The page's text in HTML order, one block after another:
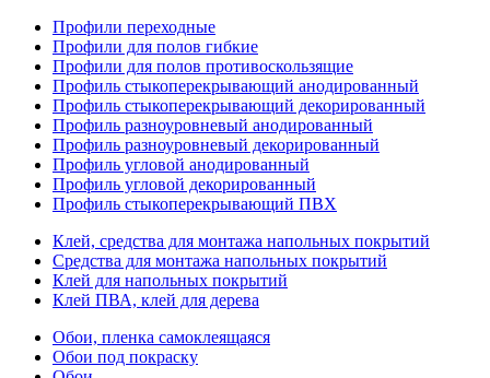
Профили переходные
Профили для полов гибкие
Профили для полов противоскользящие
Профиль стыкоперекрывающий анодированный
Профиль стыкоперекрывающий декорированный
Профиль разноуровневый анодированный
Профиль разноуровневый декорированный
Профиль угловой анодированный
Профиль угловой декорированный
Профиль стыкоперекрывающий ПВХ
Клей, средства для монтажа напольных покрытий
Средства для монтажа напольных покрытий
Клей для напольных покрытий
Клей ПВА, клей для дерева
Обои, пленка самоклеящаяся
Обои под покраску